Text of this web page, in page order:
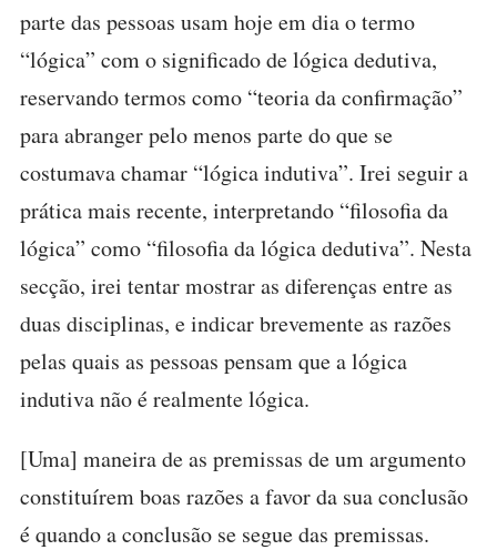
parte das pessoas usam hoje em dia o termo
“lógica” com o significado de lógica dedutiva,
reservando termos como “teoria da confirmação”
para abranger pelo menos parte do que se
costumava chamar “lógica indutiva”. Irei seguir a
prática mais recente, interpretando “filosofia da
lógica” como “filosofia da lógica dedutiva”. Nesta
secção, irei tentar mostrar as diferenças entre as
duas disciplinas, e indicar brevemente as razões
pelas quais as pessoas pensam que a lógica
indutiva não é realmente lógica.
[Uma] maneira de as premissas de um argumento
constituírem boas razões a favor da sua conclusão
é quando a conclusão se segue das premissas.